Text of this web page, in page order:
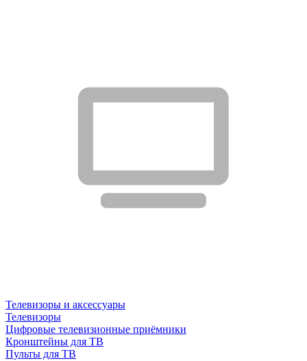
Телевизоры и аксессуары
Телевизоры
Цифровые телевизионные приёмники
Кронштейны для ТВ
Пульты для ТВ